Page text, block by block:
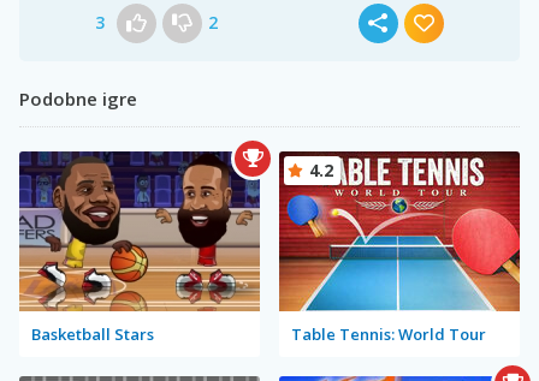
3 2
Podobne igre
Basketball Stars Table Tennis: World Tour
4.2